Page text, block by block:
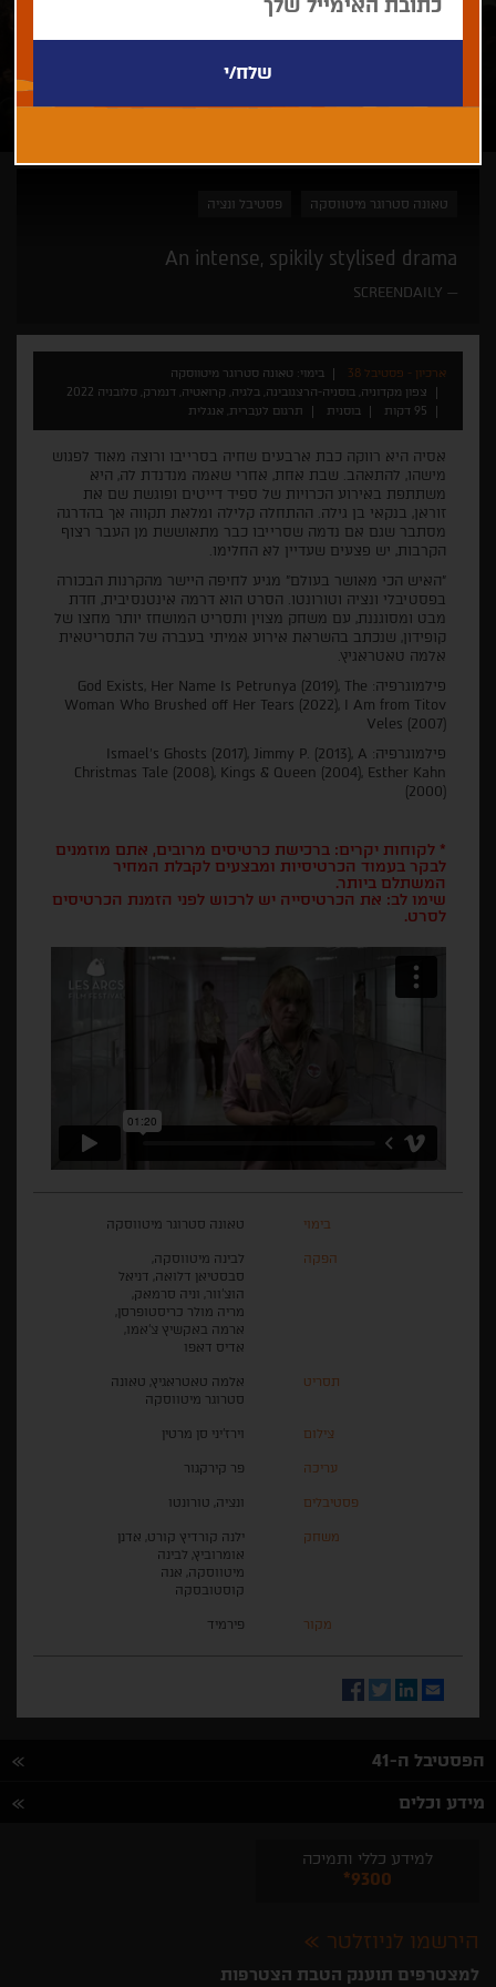
טאונה סטרוגר מיטווסקה פסטיבל ונציה
An intense, spikily stylised drama
SCREENDAILY
ארכיון - פסטיבל 38
בימוי: טאונה סטרוגר מיטווסקה
צפון מקדוניה, בוסניה-הרצגובינה, בלגיה, קרואטיה, דנמרק, סלובניה 2022
95 דקות
בוסנית תרגום לעברית, אנגלית
אסיה היא רווקה כבת ארבעים שחיה בסרייבו ורוצה מאוד לפגוש
מישהו, להתאהב. שבת אחת, אחרי שאמה מנדנדת לה, היא
משתתפת באירוע הכרויות של ספיד דייטים ופוגשת שם את
זוראן, בנקאי בן גילה. ההתחלה קלילה ומלאת תקווה אך בהדרגה
מסתבר שגם אם נדמה שסרייבו כבר מתאוששת מן העבר רצוף
הקרבות, יש פצעים שעדיין לא החלימו.
"האיש הכי מאושר בעולם" מגיע לחיפה היישר מהקרנות הבכורה
בפסטיבלי ונציה וטורונטו. הסרט הוא דרמה אינטנסיבית, חדת
מבט ומסוגננת, עם משחק מצוין ותסריט המושחז יותר מחצו של
קופידון, שנכתב בהשראת אירוע אמיתי בעברה של התסריטאית
אלמה טאטראגיץ.
פילמוגרפיה: God Exists, Her Name Is Petrunya (2019), The
Woman Who Brushed off Her Tears (2022), I Am from Titov
Veles (2007)
פילמוגרפיה: Ismael's Ghosts (2017), Jimmy P. (2013), A
Christmas Tale (2008), Kings & Queen (2004), Esther Kahn
(2000)
* לקוחות יקרים: ברכישת כרטיסים מרובים, אתם מוזמנים
לבקר בעמוד הכרטיסיות ומבצעים לקבלת המחיר
המשתלם ביותר.
שימו לב: את הכרטיסייה יש לרכוש לפני הזמנת הכרטיסים
לסרט.
בימוי טאונה סטרוגר מיטווסקה
הפקה
לבינה מיטווסקה,
סבסטיאן דלואה, דניאל
הוצ'וור, וניה סרמאק,
מריה מולר כריסטופרסן,
ארמה באקשיץ צ'אמו,
אדיס דאפו
תסריט
אלמה טאטראגיץ, טאונה
סטרוגר מיטווסקה
צילום וירז'יני סן מרטין
עריכה פר קירקגור
פסטיבלים ונציה, טורונטו
משחק
ילנה קורדיץ קורט, אדנן
אומרוביץ, לבינה
מיטווסקה, אנה
קוסטובסקה
מקור פירמיד
Email
LinkedIn
Twitter
Facebook
הפסטיבל ה-41
מידע וכלים
למידע כללי ותמיכה
*9300
הירשמו לניוזלטר
למצטרפים תוענק הטבת הצטרפות